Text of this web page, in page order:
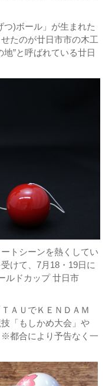
)ボール」が生まれた
たのが廿日市市の木工
”と呼ばれている廿日
トシーンを熱くしてい
けて、7月18・19日に
ルドカップ 廿日市
ＡＵでＫＥＮＤＡＭ
「もしかめ大会」や
※都合により予告なく一